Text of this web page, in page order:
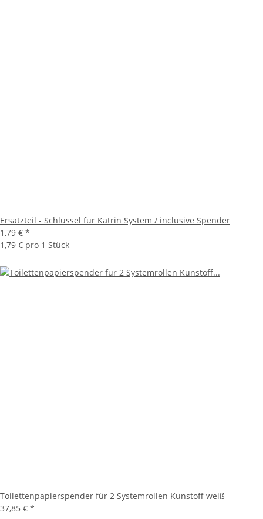
Ersatzteil - Schlüssel für Katrin System / inclusive Spender
1,79 € *
1,79 € pro 1 Stück
Toilettenpapierspender für 2 Systemrollen Kunstoff weiß
37,85 € *